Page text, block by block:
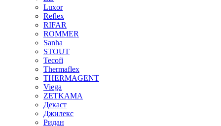
Luxor
Reflex
RIFAR
ROMMER
Sanha
STOUT
Tecofi
Thermaflex
THERMAGENT
Viega
ZETKAMA
Декаст
Джилекс
Ридан